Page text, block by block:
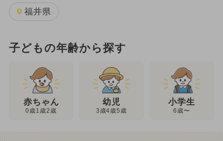
福井県
子どもの年齢から探す
赤ちゃん
0歳1歳2歳
幼児
3歳4歳5歳
小学生
6歳〜